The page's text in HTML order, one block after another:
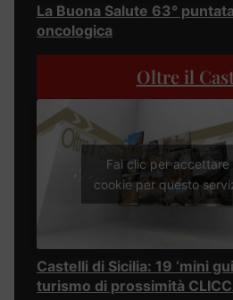
La Buona Salute 63°
oncologica
Oltre il
Fai clic per accettare
cookie per questo
Castelli di Sicilia: 19 ‘mini
turismo di prossimità